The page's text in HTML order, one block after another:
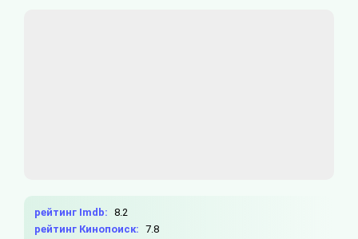
рейтинг Imdb: 8.2
рейтинг Кинопоиск: 7.8